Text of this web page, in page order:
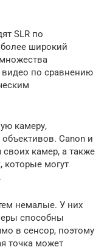
SLR по
широкий
видео по сравнению
камеру,
Canon и
камер, а также
которые могут
немалые. У них
способны
в сенсор, поэтому
точка может